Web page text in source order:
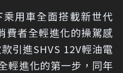
乘用車全面搭載新世代
費者全輕進化的操駕感
引進SHVS 12V輕油電
輕進化的第一步，同年